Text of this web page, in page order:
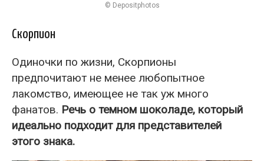
© Depositphotos
Скорпион
Одиночки по жизни, Скорпионы
предпочитают не менее любопытное
лакомство, имеющее не так уж много
фанатов. Речь о темном шоколаде, который
идеально подходит для представителей
этого знака.